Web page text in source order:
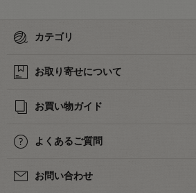
カテゴリ
お取り寄せについて
お買い物ガイド
よくあるご質問
お問い合わせ